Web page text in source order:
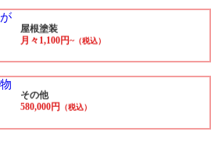
屋根塗装
月々1,100円~（税込）
その他
580,000円 （税込）